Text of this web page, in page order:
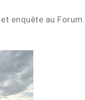
enquête au Forum.